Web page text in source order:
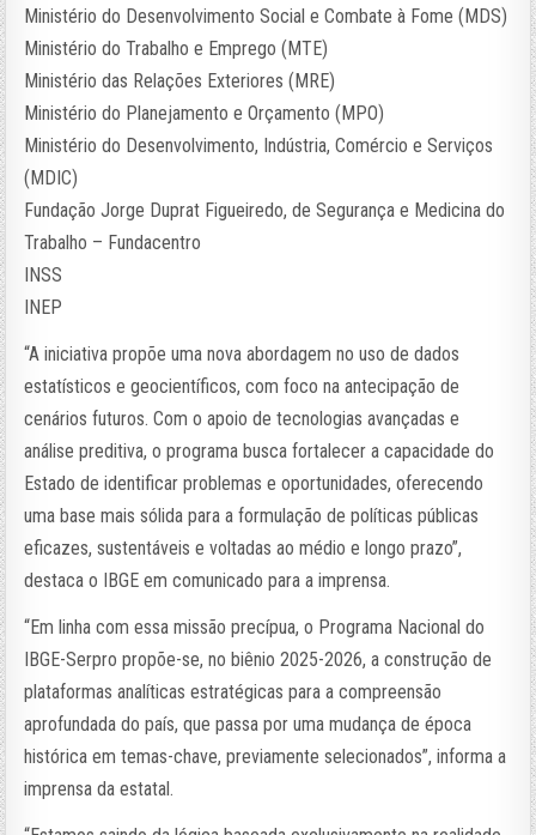
Ministério do Desenvolvimento Social e Combate à Fome (MDS)
Ministério do Trabalho e Emprego (MTE)
Ministério das Relações Exteriores (MRE)
Ministério do Planejamento e Orçamento (MPO)
Ministério do Desenvolvimento, Indústria, Comércio e Serviços
(MDIC)
Fundação Jorge Duprat Figueiredo, de Segurança e Medicina do
Trabalho – Fundacentro
INSS
INEP
“A iniciativa propõe uma nova abordagem no uso de dados
estatísticos e geocientíficos, com foco na antecipação de
cenários futuros. Com o apoio de tecnologias avançadas e
análise preditiva, o programa busca fortalecer a capacidade do
Estado de identificar problemas e oportunidades, oferecendo
uma base mais sólida para a formulação de políticas públicas
eficazes, sustentáveis e voltadas ao médio e longo prazo”,
destaca o IBGE em comunicado para a imprensa.
“Em linha com essa missão precípua, o Programa Nacional do
IBGE-Serpro propõe-se, no biênio 2025-2026, a construção de
plataformas analíticas estratégicas para a compreensão
aprofundada do país, que passa por uma mudança de época
histórica em temas-chave, previamente selecionados”, informa a
imprensa da estatal.